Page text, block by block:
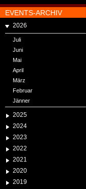
EVENTS-ARCHIV
2026
Juli
Juni
Mai
April
März
Februar
Jänner
2025
2024
2023
2022
2021
2020
2019